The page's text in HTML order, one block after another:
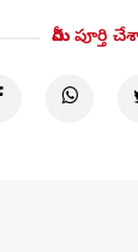
మీరు పూర్తి